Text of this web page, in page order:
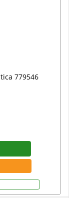
779546